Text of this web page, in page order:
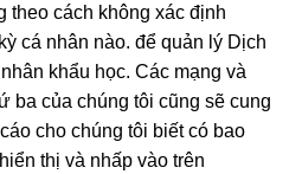
theo cách không xác định
cá nhân nào. để quản lý Dịch
khẩu học. Các mạng và
ba của chúng tôi cũng sẽ cung
cho chúng tôi biết có bao
thị và nhấp vào trên